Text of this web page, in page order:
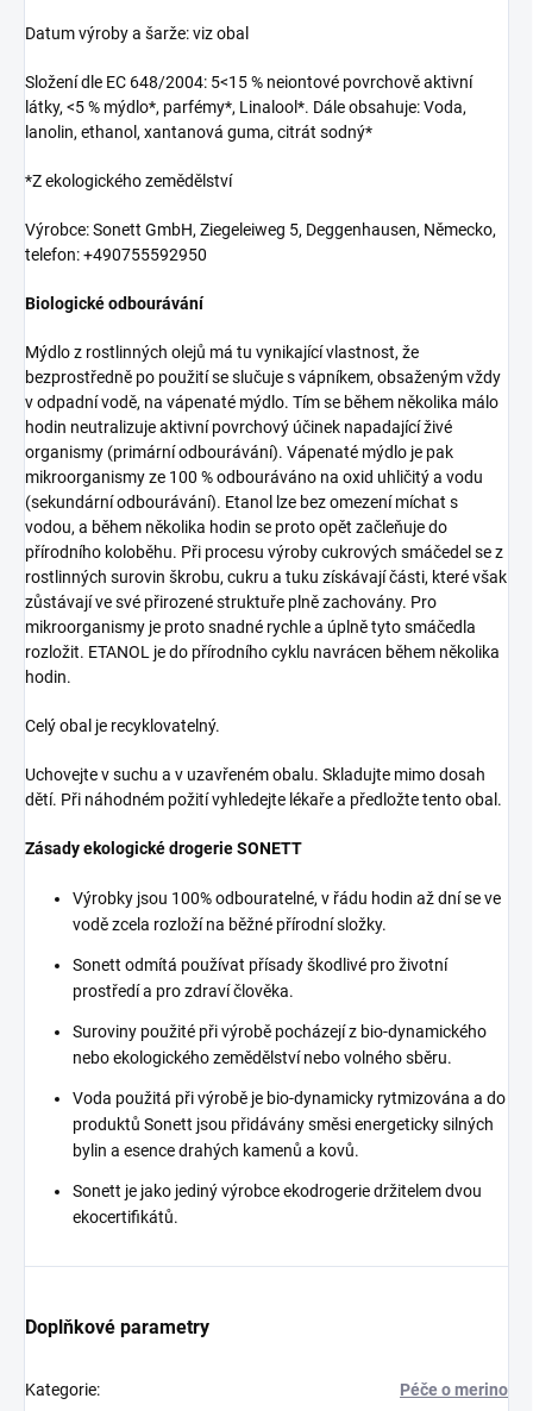
Datum výroby a šarže: viz obal
Složení dle EC 648/2004: 5<15 % neiontové povrchově aktivní
látky, <5 % mýdlo*, parfémy*, Linalool*. Dále obsahuje: Voda,
lanolin, ethanol, xantanová guma, citrát sodný*
*Z ekologického zemědělství
Výrobce: Sonett GmbH, Ziegeleiweg 5, Deggenhausen, Německo,
telefon: +490755592950
Biologické odbourávání
Mýdlo z rostlinných olejů má tu vynikající vlastnost, že
bezprostředně po použití se slučuje s vápníkem, obsaženým vždy
v odpadní vodě, na vápenaté mýdlo. Tím se během několika málo
hodin neutralizuje aktivní povrchový účinek napadající živé
organismy (primární odbourávání). Vápenaté mýdlo je pak
mikroorganismy ze 100 % odbouráváno na oxid uhličitý a vodu
(sekundární odbourávání). Etanol lze bez omezení míchat s
vodou, a během několika hodin se proto opět začleňuje do
přírodního koloběhu. Při procesu výroby cukrových smáčedel se z
rostlinných surovin škrobu, cukru a tuku získávají části, které však
zůstávají ve své přirozené struktuře plně zachovány. Pro
mikroorganismy je proto snadné rychle a úplně tyto smáčedla
rozložit. ETANOL je do přírodního cyklu navrácen během několika
hodin.
Celý obal je recyklovatelný.
Uchovejte v suchu a v uzavřeném obalu. Skladujte mimo dosah
dětí. Při náhodném požití vyhledejte lékaře a předložte tento obal.
Zásady ekologické drogerie SONETT
Výrobky jsou 100% odbouratelné, v řádu hodin až dní se ve
vodě zcela rozloží na běžné přírodní složky.
Sonett odmítá používat přísady škodlivé pro životní
prostředí a pro zdraví člověka.
Suroviny použité při výrobě pocházejí z bio-dynamického
nebo ekologického zemědělství nebo volného sběru.
Voda použitá při výrobě je bio-dynamicky rytmizována a do
produktů Sonett jsou přidávány směsi energeticky silných
bylin a esence drahých kamenů a kovů.
Sonett je jako jediný výrobce ekodrogerie držitelem dvou
ekocertifikátů.
Doplňkové parametry
Kategorie: Péče o merino